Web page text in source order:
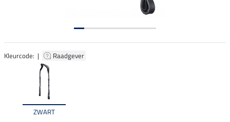
Kleurcode: | Raadgever
ZWART